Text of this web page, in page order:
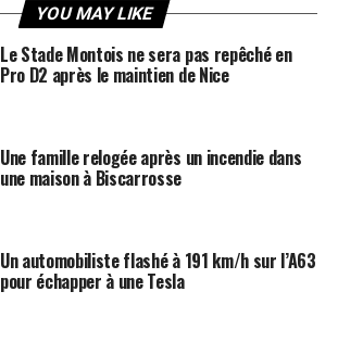
YOU MAY LIKE
Le Stade Montois ne sera pas repêché en
Pro D2 après le maintien de Nice
Une famille relogée après un incendie dans
une maison à Biscarrosse
Un automobiliste flashé à 191 km/h sur l’A63
pour échapper à une Tesla